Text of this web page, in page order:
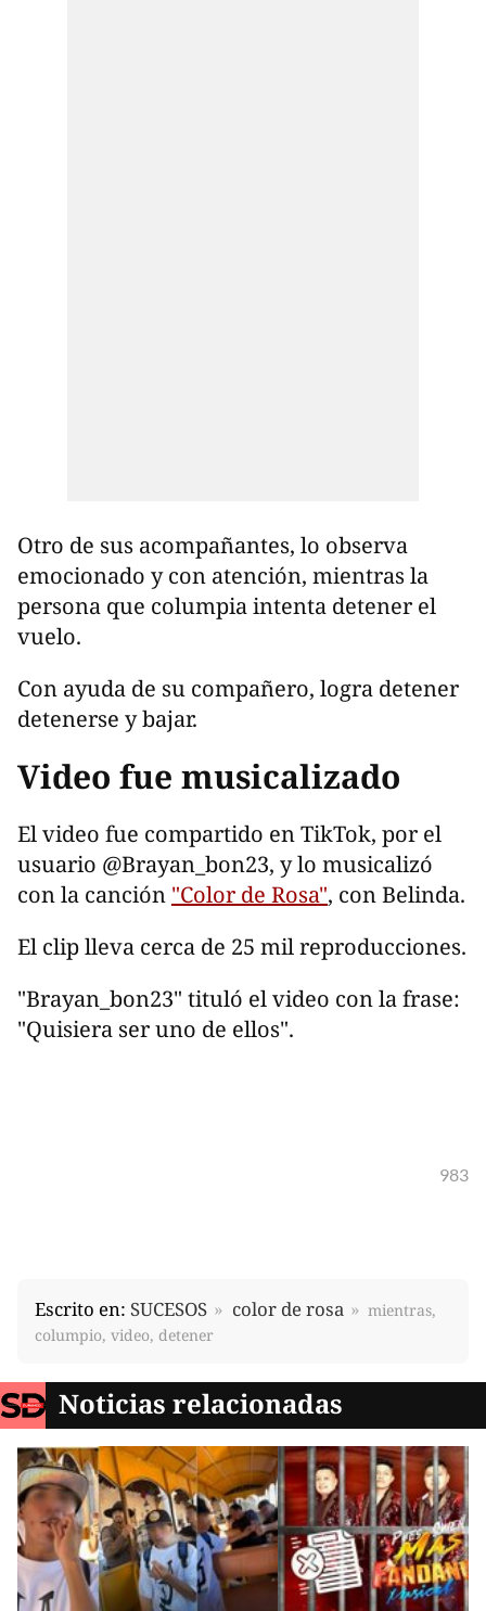
Otro de sus acompañantes, lo observa
emocionado y con atención, mientras la
persona que columpia intenta detener el
vuelo.
Con ayuda de su compañero, logra detener
detenerse y bajar.
Video fue musicalizado
El video fue compartido en TikTok, por el
usuario @Brayan_bon23, y lo musicalizó
con la canción "Color de Rosa", con Belinda.
El clip lleva cerca de 25 mil reproducciones.
"Brayan_bon23" tituló el video con la frase:
"Quisiera ser uno de ellos".
983
Escrito en: SUCESOS color de rosa
mientras,
columpio, video, detener
Noticias relacionadas